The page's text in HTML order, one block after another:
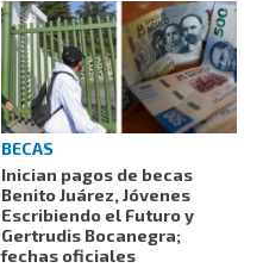
BECAS
Inician pagos de becas
Benito Juárez, Jóvenes
Escribiendo el Futuro y
Gertrudis Bocanegra;
fechas oficiales